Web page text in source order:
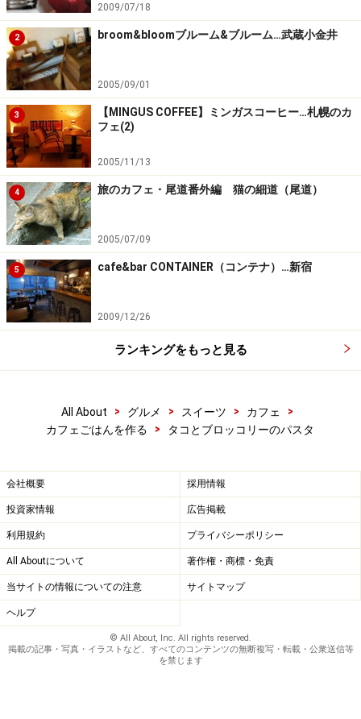
2009/07/18
2 broom&bloomブルーム&ブルーム…武蔵小金井
2005/09/01
3
【MINGUS COFFEE】ミンガスコーヒー…札幌のカ
フェ(2)
2005/11/13
4 旅のカフェ・尾道番外編 猫の細道（尾道）
2005/07/09
5 cafe&bar CONTAINER（コンテナ）…新宿
2009/12/26
ランキングをもっと見る
All About > グルメ > スイーツ > カフェ
>
カフェごはんを作る
> タコとブロッコリーのパスタ
会社概要 採用情報
投資家情報 広告掲載
利用規約 プライバシーポリシー
All Aboutについて 著作権・商標・免責
当サイトの情報についての注意 サイトマップ
ヘルプ
© All About, Inc. All rights reserved.
掲載の記事・写真・イラストなど、すべてのコンテンツの無断複写・転載・公衆送信等
を禁じます